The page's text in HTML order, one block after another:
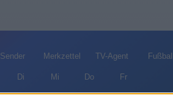
Sender Merkzettel TV-Agent Fußball
Di Mi Do Fr